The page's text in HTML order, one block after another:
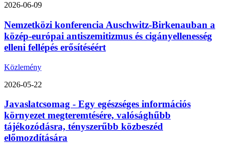
2026-06-09
Nemzetközi konferencia Auschwitz-Birkenauban a
közép-európai antiszemitizmus és cigányellenesség
elleni fellépés erősítéséért
Közlemény
2026-05-22
Javaslatcsomag - Egy egészséges információs
környezet megteremtésére, valósághűbb
tájékozódásra, tényszerűbb közbeszéd
előmozdítására